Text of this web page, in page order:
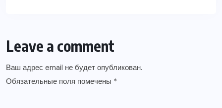
Leave a comment
Ваш адрес email не будет опубликован.
Обязательные поля помечены *